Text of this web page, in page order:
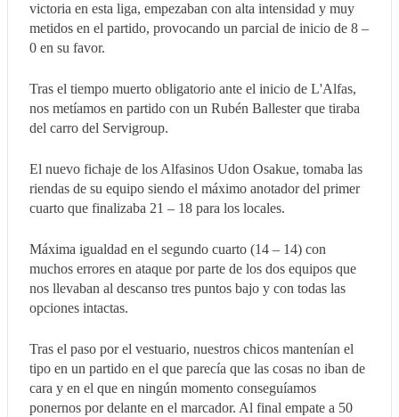
victoria en esta liga, empezaban con alta intensidad y muy
metidos en el partido, provocando un parcial de inicio de 8 –
0 en su favor.
Tras el tiempo muerto obligatorio ante el inicio de L'Alfas,
nos metíamos en partido con un Rubén Ballester que tiraba
del carro del Servigroup.
El nuevo fichaje de los Alfasinos Udon Osakue, tomaba las
riendas de su equipo siendo el máximo anotador del primer
cuarto que finalizaba 21 – 18 para los locales.
Máxima igualdad en el segundo cuarto (14 – 14) con
muchos errores en ataque por parte de los dos equipos que
nos llevaban al descanso tres puntos bajo y con todas las
opciones intactas.
Tras el paso por el vestuario, nuestros chicos mantenían el
tipo en un partido en el que parecía que las cosas no iban de
cara y en el que en ningún momento conseguíamos
ponernos por delante en el marcador. Al final empate a 50